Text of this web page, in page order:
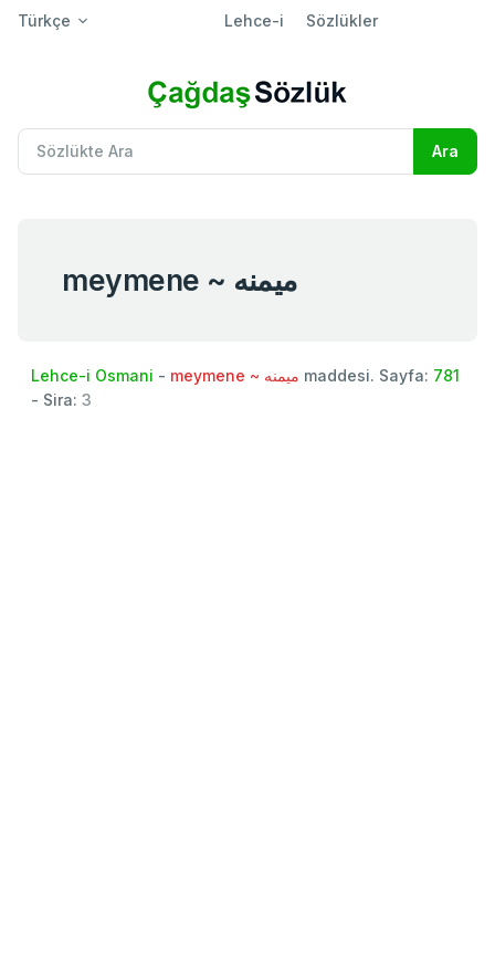
Türkçe Lehce-i Sözlükler
meymene ~ ميمنه
Lehce-i Osmani - meymene ~ ميمنه maddesi. Sayfa: 781
- Sira: 3